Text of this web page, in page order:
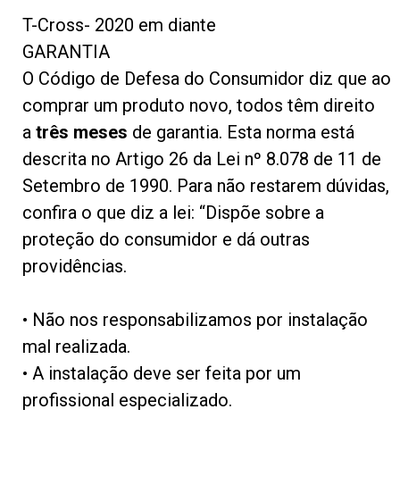
T-Cross- 2020 em diante
GARANTIA
O Código de Defesa do Consumidor diz que ao
comprar um produto novo, todos têm direito
a três meses de garantia. Esta norma está
descrita no Artigo 26 da Lei nº 8.078 de 11 de
Setembro de 1990. Para não restarem dúvidas,
confira o que diz a lei: “Dispõe sobre a
proteção do consumidor e dá outras
providências.
• Não nos responsabilizamos por instalação
mal realizada.
• A instalação deve ser feita por um
profissional especializado.